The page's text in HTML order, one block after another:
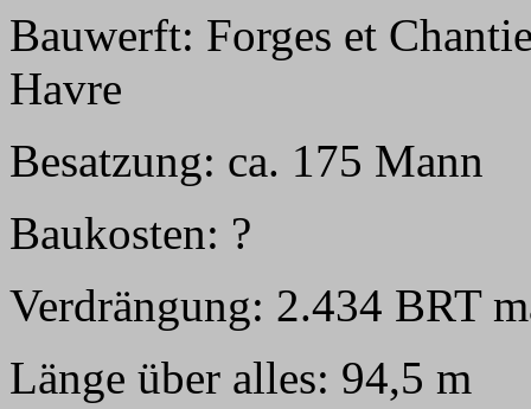
Bauwerft: Forges et
Havre
Besatzung: ca. 175 Mann
Baukosten: ?
Verdrängung: 2.434 BRT
Länge über alles: 94,5 m